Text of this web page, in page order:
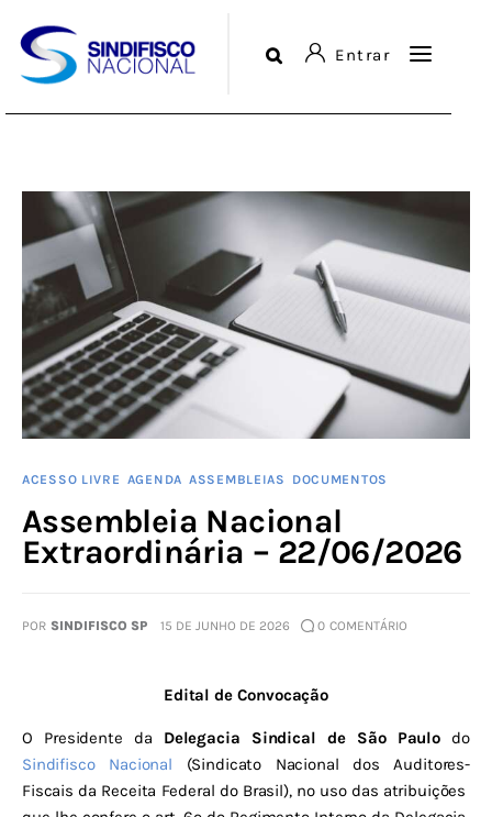
Entrar
Diretorias
Serviços
Comunicação
Agenda
Biblioteca
ACESSO LIVRE AGENDA ASSEMBLEIAS DOCUMENTOS
Assembleia Nacional
Extraordinária – 22/06/2026
POR SINDIFISCO SP 15 DE JUNHO DE 2026 0 COMENTÁRIO
Edital de Convocação
O Presidente da Delegacia Sindical de São Paulo do
Sindifisco Nacional (Sindicato Nacional dos Auditores-
Fiscais da Receita Federal do Brasil), no uso das atribuições